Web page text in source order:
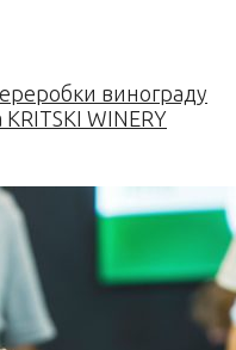
винограду
WINERY